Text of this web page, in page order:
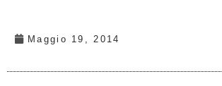
Maggio 19, 2014